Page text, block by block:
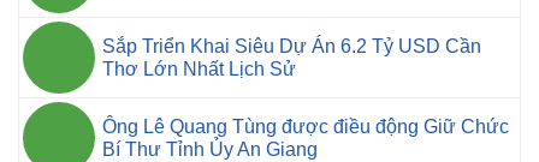
Sắp Triển Khai Siêu Dự Án 6.2 Tỷ USD Cần
Thơ Lớn Nhất Lịch Sử
Ông Lê Quang Tùng được điều động Giữ Chức
Bí Thư Tỉnh Ủy An Giang